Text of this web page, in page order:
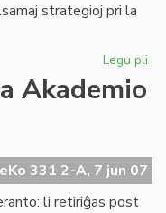
strategioj pri la
Legu pli
Akademio
331 2-A, 7 jun 07
li retiriĝas post